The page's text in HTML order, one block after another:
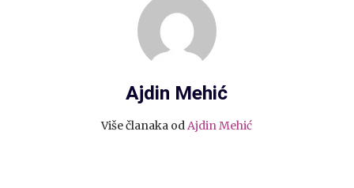
Ajdin Mehić
Više članaka od Ajdin Mehić